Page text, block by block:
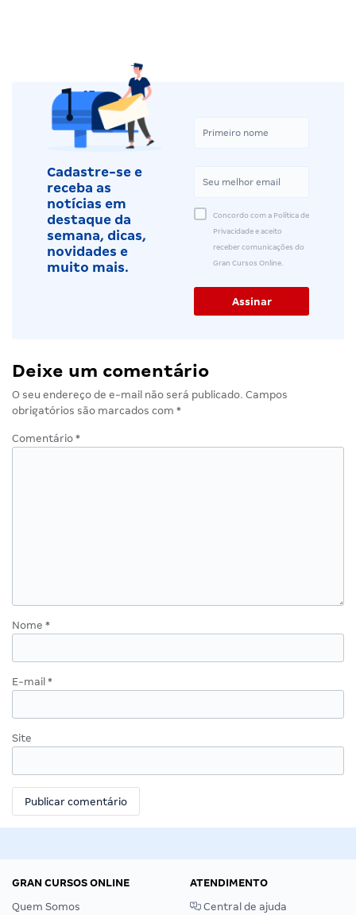
Cadastre-se e
receba as
notícias em
destaque da
semana, dicas,
novidades e
muito mais.
Concordo com a Política de
Privacidade e aceito
receber comunicações do
Gran Cursos Online.
Deixe um comentário
O seu endereço de e-mail não será publicado. Campos
obrigatórios são marcados com *
Comentário *
Nome *
E-mail *
Site
GRAN CURSOS ONLINE
Quem Somos
ATENDIMENTO
Central de ajuda